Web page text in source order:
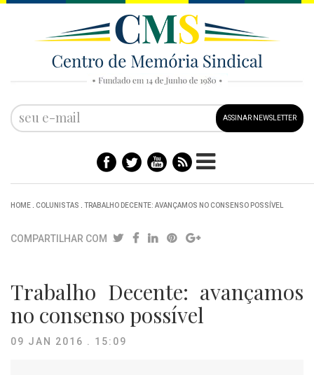
ASSINAR NEWSLETTER
HOME COLUNISTAS TRABALHO DECENTE: AVANÇAMOS NO CONSENSO POSSÍVEL
COMPARTILHAR COM
Trabalho Decente: avançamos
no consenso possível
09 JAN 2016 . 15:09